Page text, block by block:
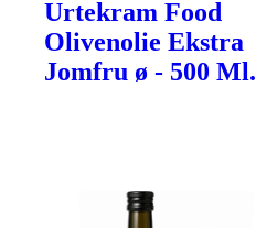
Urtekram Food
Olivenolie Ekstra
Jomfru ø - 500 Ml.